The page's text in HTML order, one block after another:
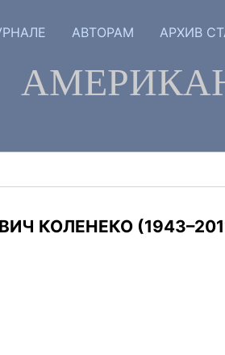
АВТОРАМ АРХИВ
КОЛЕНЕКО